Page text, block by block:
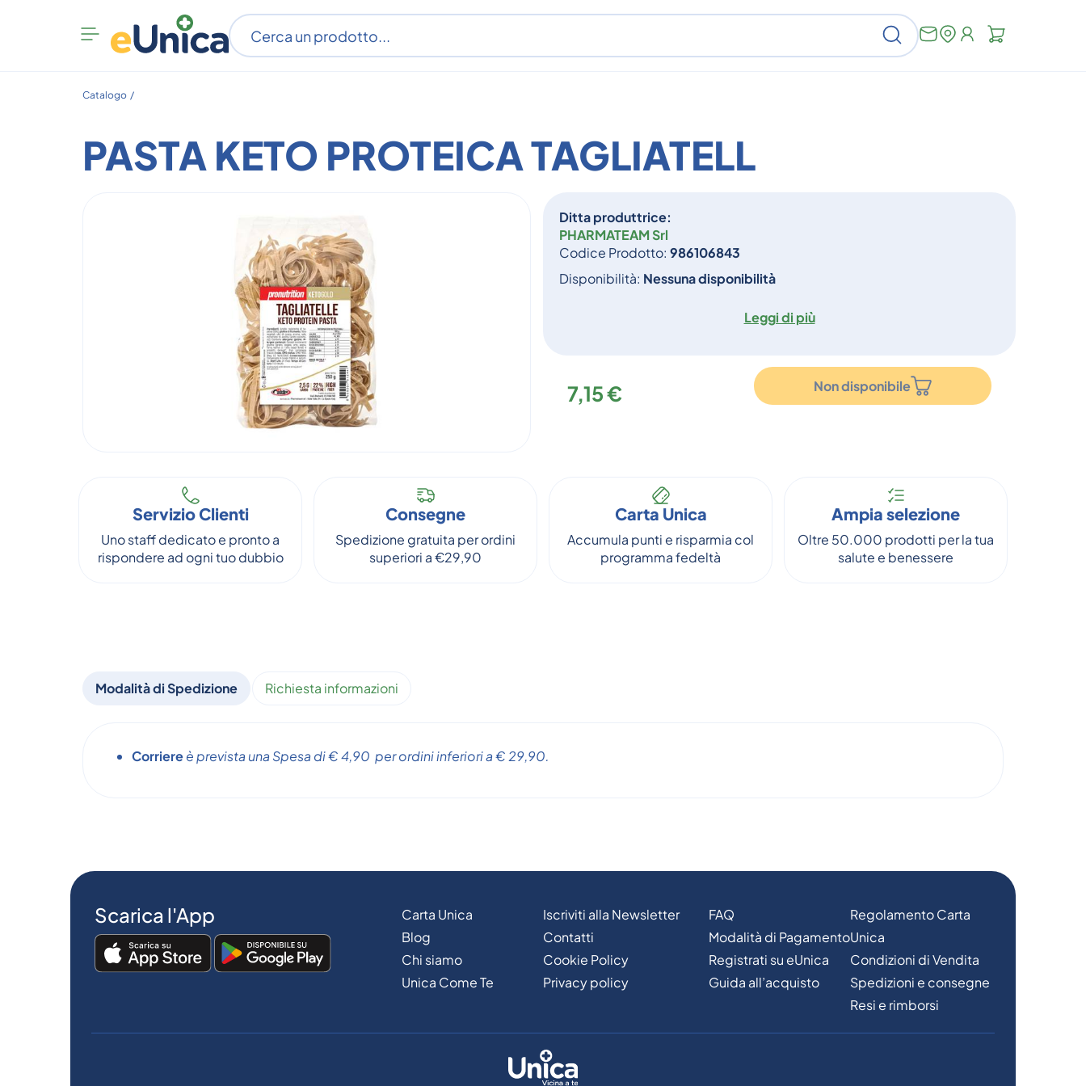
Apri
menu
Cerca
Catalogo /
PASTA KETO PROTEICA TAGLIATELL
Ditta produttrice:
PHARMATEAM Srl
Codice Prodotto: 986106843
Disponibilità: Nessuna disponibilità
Leggi di più
7,15 € Non disponibile
Servizio Clienti
Uno staff dedicato e pronto a
rispondere ad ogni tuo dubbio
Consegne
Spedizione gratuita per ordini
superiori a €29,90
Carta Unica
Accumula punti e risparmia col
programma fedeltà
Ampia selezione
Oltre 50.000 prodotti per la tua
salute e benessere
Modalità di Spedizione Richiesta informazioni
Corriereè prevista una Spesa di € 4,90 per ordini inferiori a € 29,90.
Scarica l'App
Carta Unica
Blog
Chi siamo
Unica Come Te
Iscriviti alla Newsletter
Contatti
Cookie Policy
Privacy policy
FAQ
Modalità di Pagamento
Registrati su eUnica
Guida all’acquisto
Regolamento Carta
Unica
Condizioni di Vendita
Spedizioni e consegne
Resi e rimborsi